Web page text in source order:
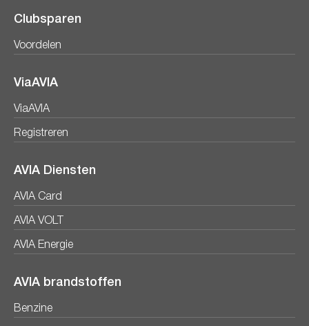
Clubsparen
Voordelen
ViaAVIA
ViaAVIA
Registreren
AVIA Diensten
AVIA Card
AVIA VOLT
AVIA Energie
AVIA brandstoffen
Benzine